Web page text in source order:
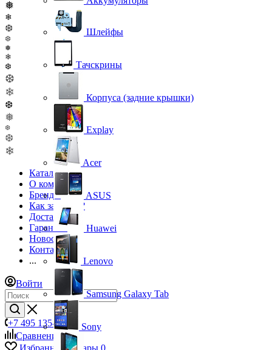
❅
❄
❆
❆
❅
❄
❆
❆
❄
❆
❅
❆
❆
❄
Каталог
О компании
Бренды
Как заказать?
Доставка
Гарантия
Новости
Контакты
...
Войти
+7 495 135-39-43
Сравнение0
Избранные товары 0
Шлейфы
Тачскрины
Корпуса (задние крышки)
Explay
Acer
ASUS
Huawei
Lenovo
Samsung Galaxy Tab
Sony